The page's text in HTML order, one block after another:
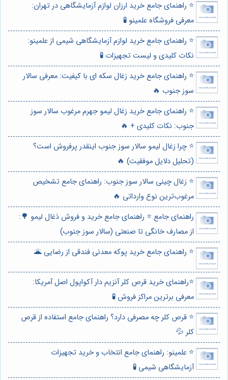
⭐️ راهنمای جامع خرید ارزان لوازم آزمایشگاهی در تهران:
معرفی فروشگاه علمینو 🧪
⭐️ راهنمای جامع خرید لوازم آزمایشگاهی شیمی از علمینو:
نکات کلیدی و لیست تجهیزات 🧪
⭐️ راهنمای جامع خرید زغال سکه ای با کیفیت: معرفی سالار
سوز جنوب 🔥
⭐️ راهنمای جامع خرید زغال لیمو جهرم مرغوب سالار سوز
جنوب: نکات کلیدی + 🔥
⭐️ چرا زغال لیمو سالار سوز جنوب اینقدر پرفروش است؟
(تحلیل دلایل موفقیت) 🔥
⭐️ زغال چینی سالار سوز جنوب: راهنمای جامع تشخیص
مرغوب‌ترین نوع وارداتی 🔥
راهنمای جامع ⭐️ راهنمای جامع خرید و فروش ذغال لیمو 🌳:
از مصارف خانگی تا صنعتی (سالار سوز جنوب)
⭐️ راهنمای جامع خرید پوکه معدنی فندقی از رضایی 🌋
⭐️راهنمای خرید قرص کلر آنزیم دار آکواپول اصل آمریکا:
معرفی برترین مراکز فروش 🧪
⭐️ قرص کلر چه مصرفی دارد؟ راهنمای جامع استفاده از قرص
کلر 💦
⭐️ علمینو: راهنمای جامع انتخاب و خرید تجهیزات
آزمایشگاهی شیمی 🧪